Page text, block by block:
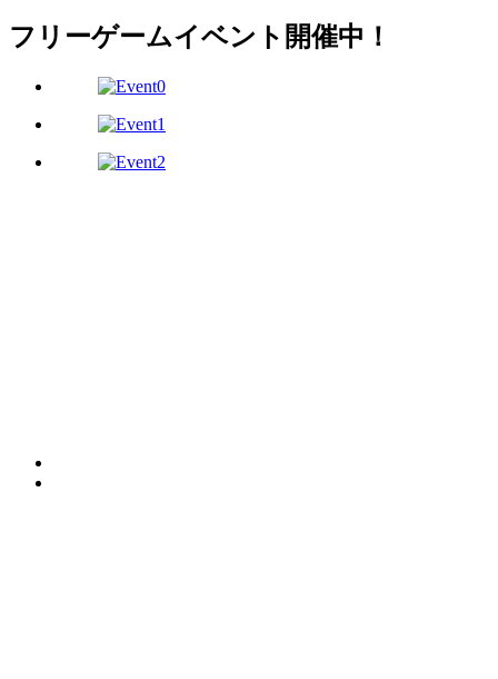
フリーゲームイベント開催中！